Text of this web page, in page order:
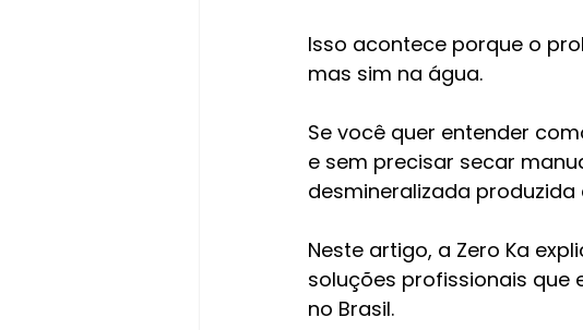
Isso acontece porque o
mas sim na água.
Se você quer entender
e sem precisar secar
desmineralizada
Neste artigo, a Zero Ka
soluções profissionais
no Brasil.